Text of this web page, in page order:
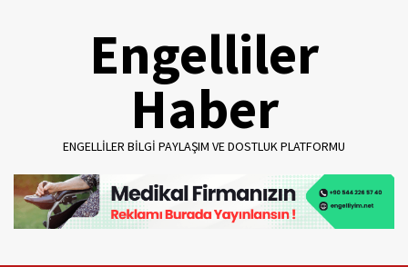
Engelliler
Haber
ENGELLILER BILGI PAYLAŞIM VE DOSTLUK PLATFORMU